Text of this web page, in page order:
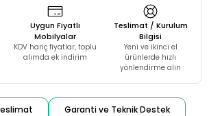
Uygun Fiyatlı
Mobilyalar
KDV hariç fiyatlar, toplu
alımda ek indirim
Teslimat / Kurulum
Bilgisi
Yeni ve ikinci el
ürünlerde hızlı
yönlendirme alın
Garanti ve Teknik Destek